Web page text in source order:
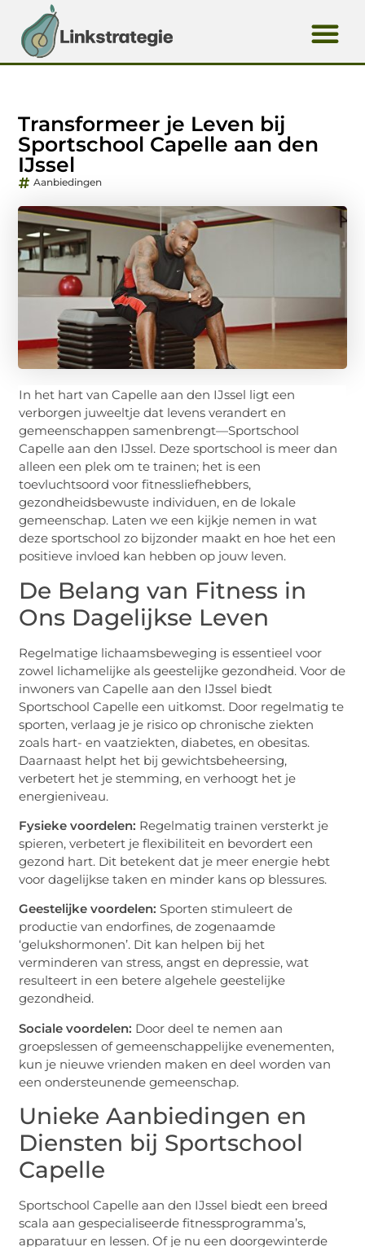
Transformeer je Leven bij
Sportschool Capelle aan den
IJssel
Aanbiedingen
In het hart van Capelle aan den IJssel ligt een
verborgen juweeltje dat levens verandert en
gemeenschappen samenbrengt—Sportschool
Capelle aan den IJssel. Deze sportschool is meer dan
alleen een plek om te trainen; het is een
toevluchtsoord voor fitnessliefhebbers,
gezondheidsbewuste individuen, en de lokale
gemeenschap. Laten we een kijkje nemen in wat
deze sportschool zo bijzonder maakt en hoe het een
positieve invloed kan hebben op jouw leven.
De Belang van Fitness in
Ons Dagelijkse Leven
Regelmatige lichaamsbeweging is essentieel voor
zowel lichamelijke als geestelijke gezondheid. Voor de
inwoners van Capelle aan den IJssel biedt
Sportschool Capelle een uitkomst. Door regelmatig te
sporten, verlaag je je risico op chronische ziekten
zoals hart- en vaatziekten, diabetes, en obesitas.
Daarnaast helpt het bij gewichtsbeheersing,
verbetert het je stemming, en verhoogt het je
energieniveau.
Fysieke voordelen: Regelmatig trainen versterkt je
spieren, verbetert je flexibiliteit en bevordert een
gezond hart. Dit betekent dat je meer energie hebt
voor dagelijkse taken en minder kans op blessures.
Geestelijke voordelen: Sporten stimuleert de
productie van endorfines, de zogenaamde
‘gelukshormonen’. Dit kan helpen bij het
verminderen van stress, angst en depressie, wat
resulteert in een betere algehele geestelijke
gezondheid.
Sociale voordelen: Door deel te nemen aan
groepslessen of gemeenschappelijke evenementen,
kun je nieuwe vrienden maken en deel worden van
een ondersteunende gemeenschap.
Unieke Aanbiedingen en
Diensten bij Sportschool
Capelle
Sportschool Capelle aan den IJssel biedt een breed
scala aan gespecialiseerde fitnessprogramma’s,
apparatuur en lessen. Of je nu een doorgewinterde